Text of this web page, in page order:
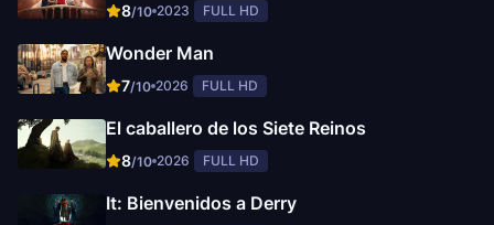
8/10 2023 FULL HD
Wonder Man
7/10 2026 FULL HD
El caballero de los Siete Reinos
8/10 2026 FULL HD
It: Bienvenidos a Derry